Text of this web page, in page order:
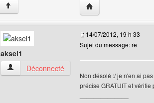
↑ Visiter le site web
aksel1
aksel1 Voir le profil de l'utilisateur
Déconnecté
14/07/2012, 19 h 33
Sujet du message: re
Non désolé :/ je n'en ai
précise GRATUIT et vérifie